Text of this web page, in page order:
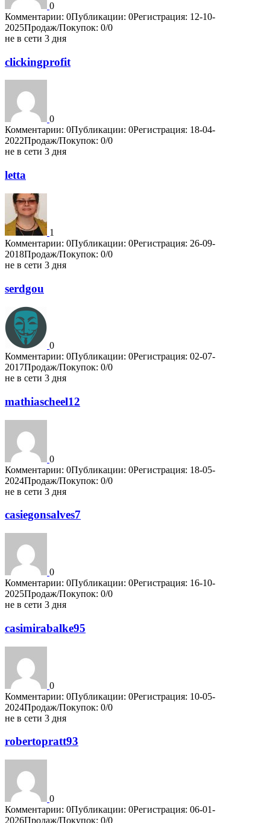
0
Комментарии: 0Публикации: 0Регистрация: 12-10-
2025Продаж/Покупок: 0/0
не в сети 3 дня
clickingprofit
0
Комментарии: 0Публикации: 0Регистрация: 18-04-
2022Продаж/Покупок: 0/0
не в сети 3 дня
letta
1
Комментарии: 0Публикации: 0Регистрация: 26-09-
2018Продаж/Покупок: 0/0
не в сети 3 дня
serdgou
0
Комментарии: 0Публикации: 0Регистрация: 02-07-
2017Продаж/Покупок: 0/0
не в сети 3 дня
mathiascheel12
0
Комментарии: 0Публикации: 0Регистрация: 18-05-
2024Продаж/Покупок: 0/0
не в сети 3 дня
casiegonsalves7
0
Комментарии: 0Публикации: 0Регистрация: 16-10-
2025Продаж/Покупок: 0/0
не в сети 3 дня
casimirabalke95
0
Комментарии: 0Публикации: 0Регистрация: 10-05-
2024Продаж/Покупок: 0/0
не в сети 3 дня
robertopratt93
0
Комментарии: 0Публикации: 0Регистрация: 06-01-
2026Продаж/Покупок: 0/0